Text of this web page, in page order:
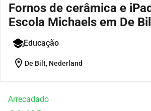
Fornos de cerâmica e
Escola Michaels em De
Educação
location_on De Bilt, Nederland
Arrecadado